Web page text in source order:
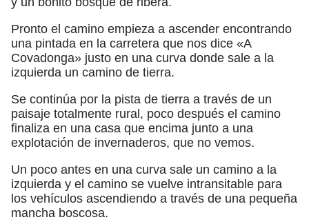
Pronto el camino empieza a ascender encontrando
una pintada en la carretera que nos dice «A
Covadonga» justo en una curva donde sale a la
izquierda un camino de tierra.
Se continúa por la pista de tierra a través de un
paisaje totalmente rural, poco después el camino
finaliza en una casa que encima junto a una
explotación de invernaderos, que no vemos.
Un poco antes en una curva sale un camino a la
izquierda y el camino se vuelve intransitable para
los vehículos ascendiendo a través de una pequeña
mancha boscosa.